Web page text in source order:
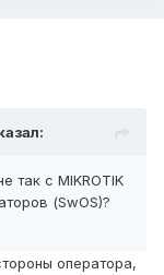
так с MIKROTIK
(SwOS)?
оператора,